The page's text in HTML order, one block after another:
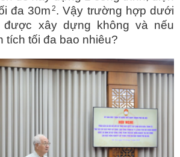
đa 30m 2. Vậy trường hợp dưới
xây dựng không và nếu
tích tối đa bao nhiêu?